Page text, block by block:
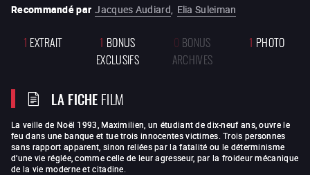
Recommandé par Jacques Audiard, Elia Suleiman
1 EXTRAIT 1 BONUS
EXCLUSIFS
0 BONUS
ARCHIVES
1 PHOTO
LA FICHEFILM
La veille de Noël 1993, Maximilien, un étudiant de dix-neuf ans, ouvre le
feu dans une banque et tue trois innocentes victimes. Trois personnes
sans rapport apparent, sinon reliées par la fatalité ou le déterminisme
d’une vie réglée, comme celle de leur agresseur, par la froideur mécanique
de la vie moderne et citadine.